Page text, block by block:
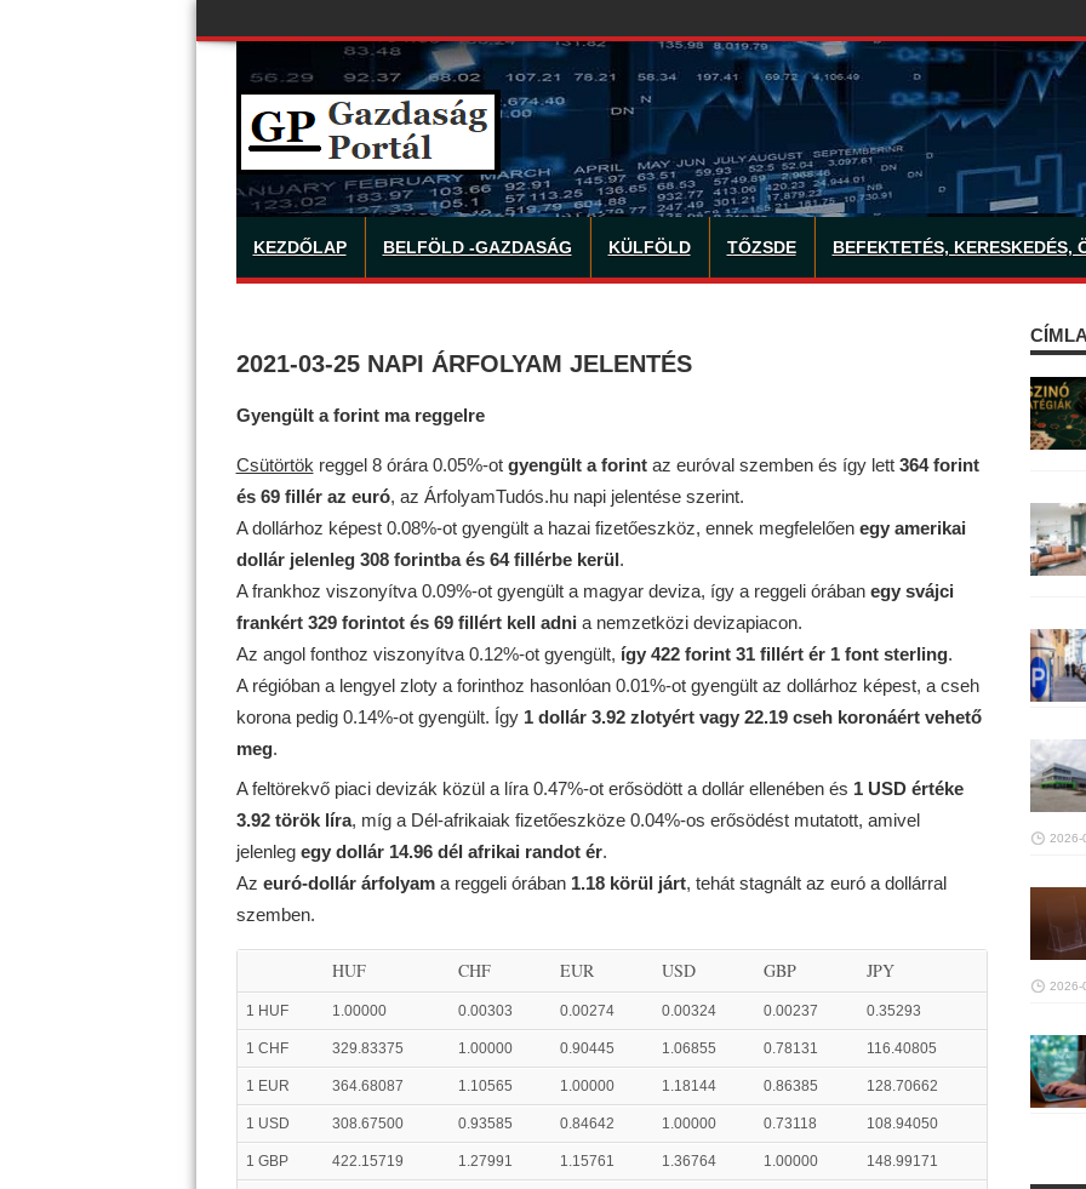
KEZDŐLAP BELFÖLD -GAZDASÁG KÜLFÖLD TŐZSDE BEFEKTETÉS, KERESKEDÉS,
2021-03-25 NAPI ÁRFOLYAM JELENTÉS
Gyengült a forint ma reggelre
Csütörtök reggel 8 órára 0.05%-ot gyengült a forintaz euróval szemben és így lett 364 forint
és 69 fillér az euró, az ÁrfolyamTudós.hu napi jelentése szerint.
A dollárhoz képest 0.08%-ot gyengült a hazai fizetőeszköz, ennek megfelelően egy amerikai
dollár jelenleg 308 forintba és 64 fillérbe kerül.
A frankhoz viszonyítva 0.09%-ot gyengült a magyar deviza, így a reggeli órában egy svájci
frankért 329 forintot és 69 fillért kell adni a nemzetközi devizapiacon.
Az angol fonthoz viszonyítva 0.12%-ot gyengült, így 422 forint 31 fillért ér 1 font sterling.
A régióban a lengyel zloty a forinthoz hasonlóan 0.01%-ot gyengült az dollárhoz képest, a cseh
korona pedig 0.14%-ot gyengült. Így 1 dollár 3.92 zlotyért vagy 22.19 cseh koronáért vehető
meg.
A feltörekvő piaci devizák közül a líra 0.47%-ot erősödött a dollár ellenében és 1 USD értéke
3.92 török líra, míg a Dél-afrikaiak fizetőeszköze 0.04%-os erősödést mutatott, amivel
jelenleg egy dollár 14.96 dél afrikai randot ér.
Az euró-dollár árfolyama reggeli órában 1.18 körül járt, tehát stagnált az euró a dollárral
szemben.
HUF CHF EUR USD GBP JPY
1 HUF 1.00000 0.00303 0.00274 0.00324 0.00237 0.35293
1 CHF 329.83375 1.00000 0.90445 1.06855 0.78131 116.40805
1 EUR 364.68087 1.10565 1.00000 1.18144 0.86385 128.70662
1 USD 308.67500 0.93585 0.84642 1.00000 0.73118 108.94050
1 GBP 422.15719 1.27991 1.15761 1.36764 1.00000 148.99171
2026-
2026-